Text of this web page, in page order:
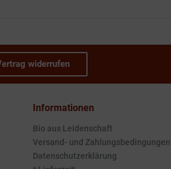
widerrufen
Informationen
Bio aus Leidenschaft
Versand- und Zahlungsbedingungen
Datenschutzerklärung